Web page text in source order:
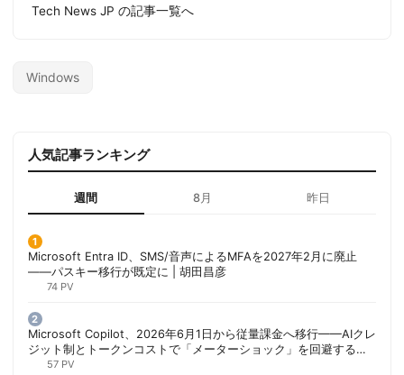
Tech News JP の記事一覧へ
Windows
人気記事ランキング
週間 8月 昨日
Microsoft Entra ID、SMS/音声によるMFAを2027年2月に廃止
——パスキー移行が既定に | 胡田昌彦
74 PV
Microsoft Copilot、2026年6月1日から従量課金へ移行——AIクレ
ジット制とトークンコストで「メーターショック」を回避する方
法 | 胡田昌彦
57 PV